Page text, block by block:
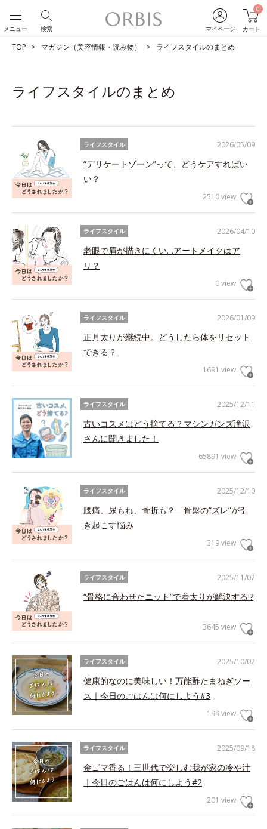
マイページ
0
カート
検索
メニュー
TOP マガジン（美容情報・読み物） ライフスタイルのまとめ
ライフスタイルのまとめ
2026/05/09
ライフスタイル
“デリケートゾーン”って、どうケアすればい
い？
2510 view
2026/04/10
ライフスタイル
老眼で眉が描きにくい…アートメイクはア
リ？
0 view
2026/01/09
ライフスタイル
正月太りが継続中。どうしたら体をリセット
できる？
1691 view
2025/12/11
ライフスタイル
古いコスメはどう捨てる？マシンガンズ滝沢
さんに聞きました！
65891 view
2025/12/10
ライフスタイル
腰痛、尿もれ、骨折も？ 骨盤の“ズレ”が引
き起こす悩み
319 view
2025/11/07
ライフスタイル
“骨格に合わせたニット”で着太りが解決する!?
3645 view
2025/10/02
ライフスタイル
健康的なのに美味しい！万能酢たまねぎソー
ス｜今日のごはんは何にしよう#3
199 view
2025/09/18
ライフスタイル
金ゴマ香る！三世代で楽しむ我が家の冷や汁
｜今日のごはんは何にしよう#2
201 view